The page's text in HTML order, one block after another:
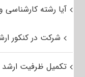
آیا رشته کارشناسی
شرکت در کنکور
تکمیل ظرفیت ارشد ۱۴۰۳